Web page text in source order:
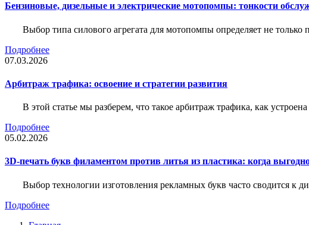
Бензиновые, дизельные и электрические мотопомпы: тонкости
Выбор типа силового агрегата для мотопомпы определяет не
Подробнее
07.03.2026
Арбитраж трафика: освоение и стратегии развития
В этой статье мы разберем, что такое арбитраж трафика, как
Подробнее
05.02.2026
3D-печать букв филаментом против литья из пластика: когда
Выбор технологии изготовления рекламных букв часто сводится к
Подробнее